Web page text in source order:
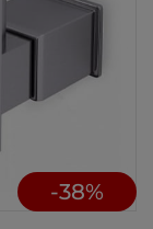
-38%